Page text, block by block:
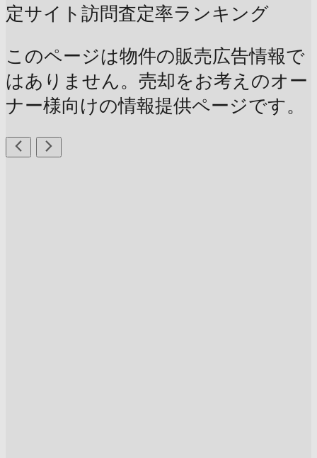
定サイト訪問査定率ランキング
このページは物件の販売広告情報で
はありません。売却をお考えのオー
ナー様向けの情報提供ページです。